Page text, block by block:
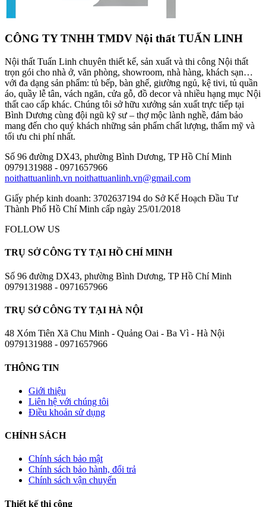
CÔNG TY TNHH TMDV Nội thất TUẤN LINH
Nội thất Tuấn Linh chuyên thiết kế, sản xuất và thi công Nội thất
trọn gói cho nhà ở, văn phòng, showroom, nhà hàng, khách sạn…
với đa dạng sản phẩm: tủ bếp, bàn ghế, giường ngủ, kệ tivi, tủ quần
áo, quầy lễ tân, vách ngăn, cửa gỗ, đồ decor và nhiều hạng mục Nội
thất cao cấp khác. Chúng tôi sở hữu xưởng sản xuất trực tiếp tại
Bình Dương cùng đội ngũ kỹ sư – thợ mộc lành nghề, đảm bảo
mang đến cho quý khách những sản phẩm chất lượng, thẩm mỹ và
tối ưu chi phí nhất.
Số 96 đường DX43, phường Bình Dương, TP Hồ Chí Minh
0979131988 - 0971657966
noithattuanlinh.vn noithattuanlinh.vn@gmail.com
Giấy phép kinh doanh: 3702637194 do Sở Kế Hoạch Đầu Tư
Thành Phố Hồ Chí Minh cấp ngày 25/01/2018
FOLLOW US
TRỤ SỞ CÔNG TY TẠI HỒ CHÍ MINH
Số 96 đường DX43, phường Bình Dương, TP Hồ Chí Minh
0979131988 - 0971657966
TRỤ SỞ CÔNG TY TẠI HÀ NỘI
48 Xóm Tiên Xã Chu Minh - Quảng Oai - Ba Vì - Hà Nội
0979131988 - 0971657966
THÔNG TIN
Giới thiệu
Liên hệ với chúng tôi
Điều khoản sử dụng
CHÍNH SÁCH
Chính sách bảo mật
Chính sách bảo hành, đổi trả
Chính sách vận chuyển
Thiết kế thi công